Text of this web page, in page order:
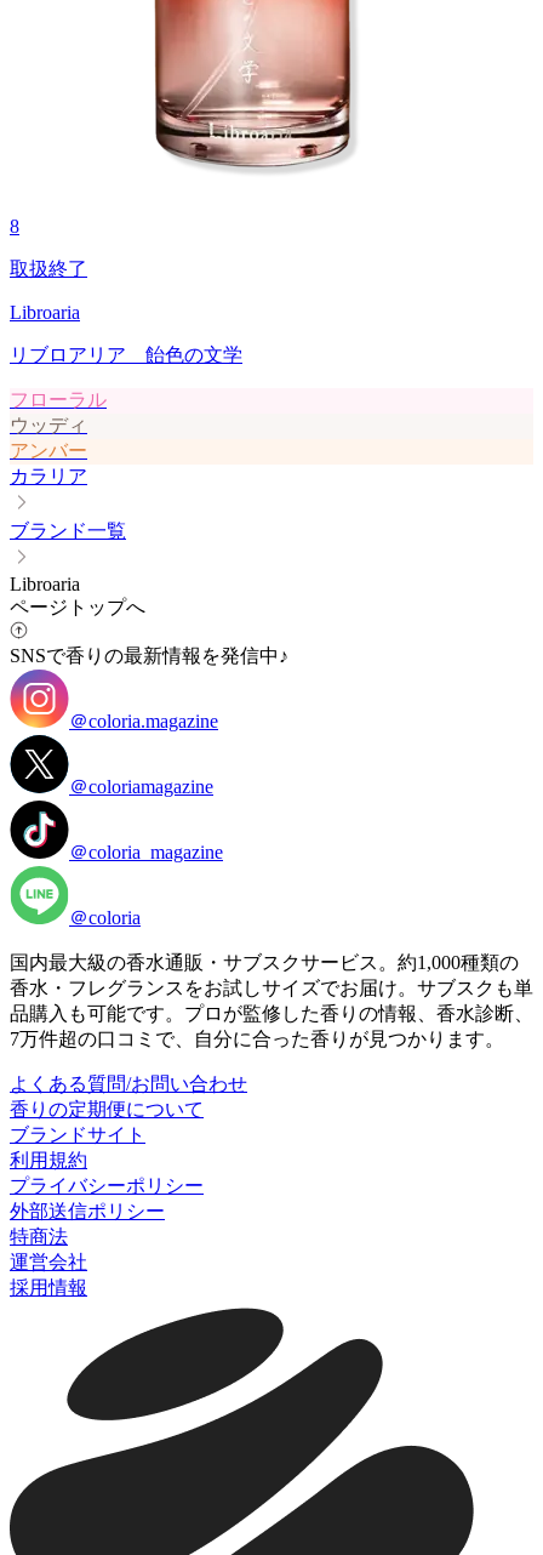
8
取扱終了
Libroaria
リブロアリア 飴色の文学
フローラル
ウッディ
アンバー
カラリア
ブランド一覧
Libroaria
ページトップへ
SNSで香りの最新情報を発信中♪
＠coloria.magazine
＠coloriamagazine
＠coloria_magazine
＠coloria
国内最大級の香水通販・サブスクサービス。約1,000種類の
香水・フレグランスをお試しサイズでお届け。サブスクも単
品購入も可能です。プロが監修した香りの情報、香水診断、
7万件超の口コミで、自分に合った香りが見つかります。
よくある質問/お問い合わせ
香りの定期便について
ブランドサイト
利用規約
プライバシーポリシー
外部送信ポリシー
特商法
運営会社
採用情報